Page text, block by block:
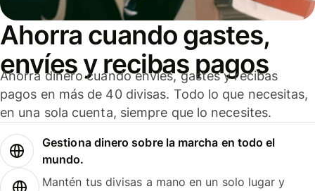
Ahorra cuando gastes,
envíes y recibas pagos
Ahorra dinero cuando envíes, gastes y recibas
pagos en más de 40 divisas. Todo lo que necesitas,
en una sola cuenta, siempre que lo necesites.
Gestiona dinero sobre la marcha en todo el
mundo.
Mantén tus divisas a mano en un solo lugar y